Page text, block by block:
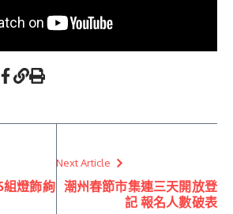
組燈飾絢
Next Article
潮州春節市集連三天開放登
記 報名人數破表